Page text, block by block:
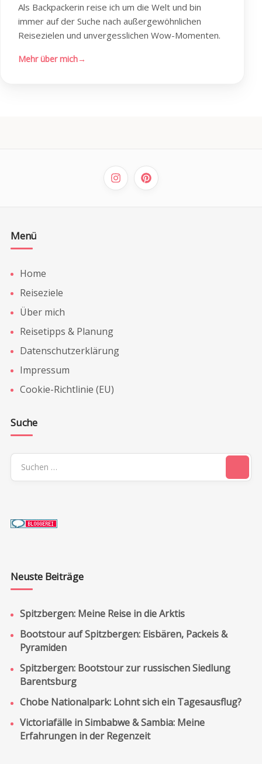
Als Backpackerin reise ich um die Welt und bin
immer auf der Suche nach außergewöhnlichen
Reisezielen und unvergesslichen Wow-Momenten.
Mehr über mich→
Menü
Home
Reiseziele
Über mich
Reisetipps & Planung
Datenschutzerklärung
Impressum
Cookie-Richtlinie (EU)
Suche
Suchen
nach:
Neuste Beiträge
Spitzbergen: Meine Reise in die Arktis
Bootstour auf Spitzbergen: Eisbären, Packeis &
Pyramiden
Spitzbergen: Bootstour zur russischen Siedlung
Barentsburg
Chobe Nationalpark: Lohnt sich ein Tagesausflug?
Victoriafälle in Simbabwe & Sambia: Meine
Erfahrungen in der Regenzeit